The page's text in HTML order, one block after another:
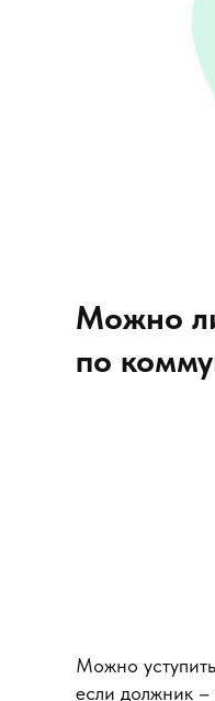
Можно
по
Можно
если должник